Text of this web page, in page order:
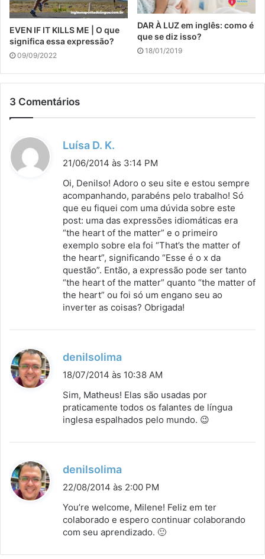
EVEN IF IT KILLS ME | O que
significa essa expressão?
09/09/2022
DAR À LUZ em inglês: como é
que se diz isso?
18/01/2019
3 Comentários
Luísa D. K.
i
s
e
:
21/06/2014 às 3:14 PM
Oi, Denilso! Adoro o seu site e estou sempre
acompanhando, parabéns pelo trabalho! Só
que eu fiquei com uma dúvida sobre este
post: uma das expressões idiomáticas era
“the heart of the matter” e o primeiro
exemplo sobre ela foi “That’s the matter of
the heart”, significando “Esse é o x da
questão”. Então, a expressão pode ser tanto
“the heart of the matter” quanto “the matter of
the heart” ou foi só um engano seu ao
inverter as coisas? Obrigada!
denilsolima
s
e
18/07/2014 às 10:38 AM
Sim, Matheus! Elas são usadas por
praticamente todos os falantes de língua
inglesa espalhados pelo mundo. 😉
denilsolima
s
e
22/08/2014 às 2:00 PM
You’re welcome, Milene! Feliz em ter
colaborado e espero continuar colaborando
com seu aprendizado. 🙂